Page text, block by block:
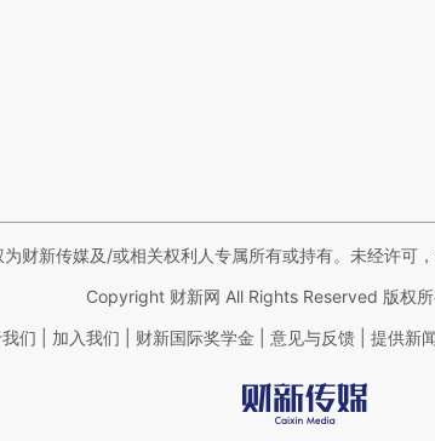
财新传媒及/或相关权利人专属所有或持有。未经许可
Copyright 财新网 All Rights Reserved 版权
们 加入我们 财新国际奖学金 意见与反馈 提供新